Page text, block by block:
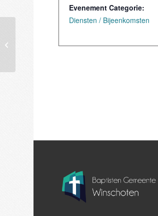
Evenement Categorie:
Diensten / Bijeenkomsten